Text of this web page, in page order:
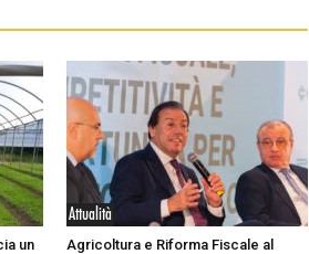
un
Attualità
Agricoltura e Riforma Fiscale al